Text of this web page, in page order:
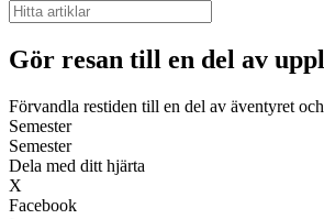
Gör resan till en del av
Förvandla restiden till en del av äventyret
Semester
Semester
Dela med ditt hjärta
X
Facebook